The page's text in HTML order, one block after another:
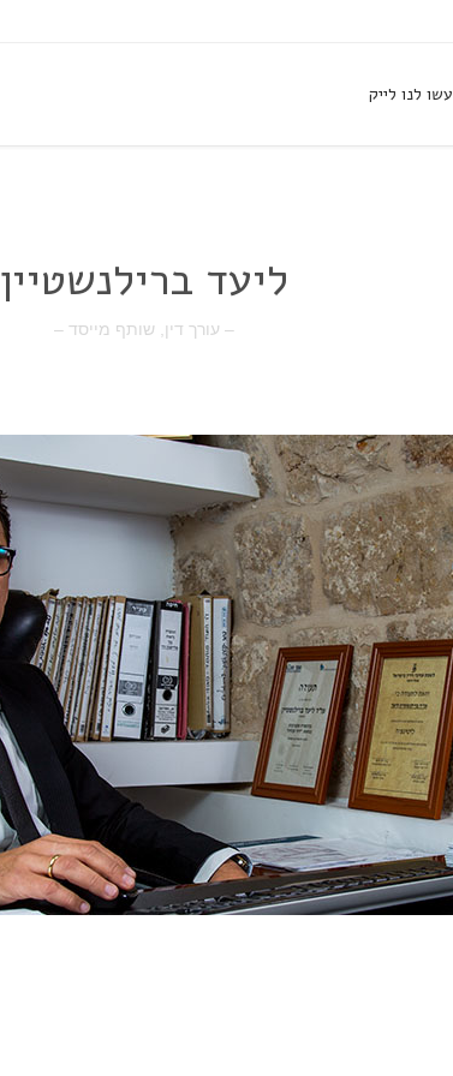
עשו לנו לייק
ליעד ברילנשטיין
– עורך דין, שותף מייסד –